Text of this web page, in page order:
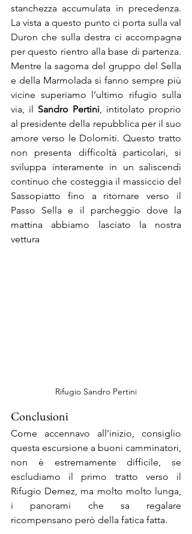
stanchezza accumulata in precedenza.
La vista a questo punto ci porta sulla val
Duron che sulla destra ci accompagna
per questo rientro alla base di partenza.
Mentre la sagoma del gruppo del Sella
e della Marmolada si fanno sempre più
vicine superiamo l’ultimo rifugio sulla
via, il Sandro Pertini, intitolato proprio
al presidente della repubblica per il suo
amore verso le Dolomiti. Questo tratto
non presenta difficoltà particolari, si
sviluppa interamente in un saliscendi
continuo che costeggia il massiccio del
Sassopiatto fino a ritornare verso il
Passo Sella e il parcheggio dove la
mattina abbiamo lasciato la nostra
vettura
Rifugio Sandro Pertini
Conclusioni
Come accennavo all’inizio, consiglio
questa escursione a buoni camminatori,
non è estremamente difficile, se
escludiamo il primo tratto verso il
Rifugio Demez, ma molto molto lunga,
i panorami che sa regalare
ricompensano però della fatica fatta.